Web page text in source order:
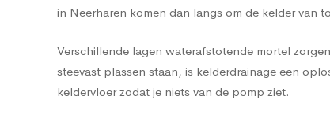
in Neerharen komen dan langs om de kelder van
Verschillende lagen waterafstotende mortel
steevast plassen staan, is kelderdrainage een
keldervloer zodat je niets van de pomp ziet.